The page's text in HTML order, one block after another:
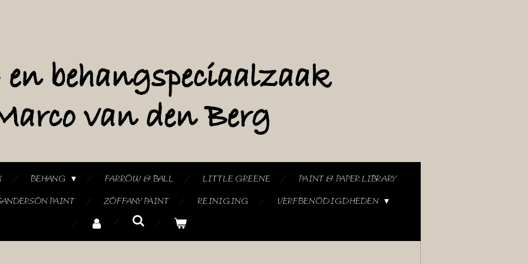
BEHANG FARROW & BALL LITTLE GREENE
PAINT & PAPER LIBRARY
PAINT ZOFFANY PAINT REINIGING VERFBENODIGDHEDEN